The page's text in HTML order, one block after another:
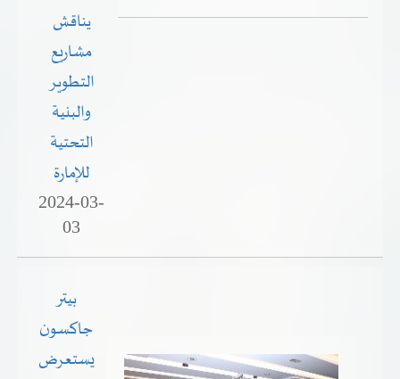
يناقش
مشاريع
التطوير
والبنية
التحتية
للإمارة
2024-03-
03
بيتر
جاكسون
يستعرض